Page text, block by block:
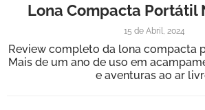
PARAGUAI
URUGUAI
FRASES
Lona Compacta Portátil
15 de Abril, 2024
Review completo da lona compacta
Mais de um ano de uso em
e aventuras ao ar